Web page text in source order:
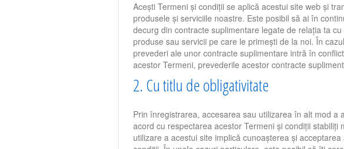
Acești Termeni și condiții se aplică acestui site web și
produsele și serviciile noastre. Este posibil să ai în
decurg din contracte suplimentare legate de relația ta
produse sau servicii pe care le primești de la noi. În
prevederi ale unor contracte suplimentare intră în
acestor Termeni, prevederile acestor contracte
2. Cu titlu de obligativitate
Prin înregistrarea, accesarea sau utilizarea în alt mod a
acord cu respectarea acestor Termeni și condiții stabiliți
utilizare a acestui site implică cunoașterea și